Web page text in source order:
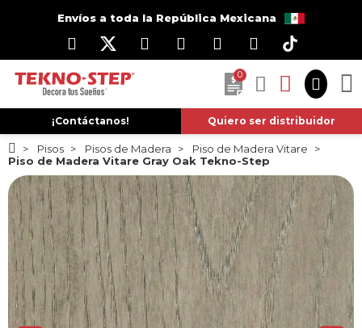
Envíos a toda la República Mexicana
0
¡Contáctanos! Quiero ser distribuidor
Pisos Pisos de Madera
Piso de Madera Vitare
Piso de Madera Vitare Gray Oak Tekno-Step